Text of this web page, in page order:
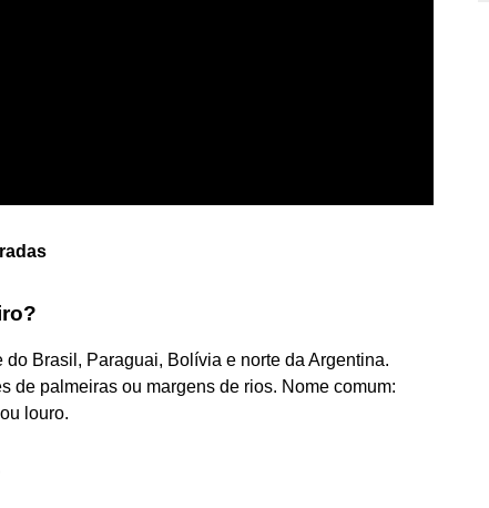
Brasil, Paraguai, Bolívia e norte da Argentina.
de palmeiras ou margens de rios. Nome comum:
louro.